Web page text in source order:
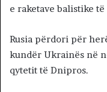
e raketave balistike
Rusia përdori për
kundër Ukrainës në
qytetit të Dnipros.